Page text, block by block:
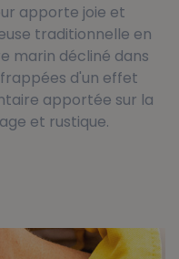
apporte joie et
traditionnelle en
marin décliné dans
d'un effet
apportée sur la
et rustique.